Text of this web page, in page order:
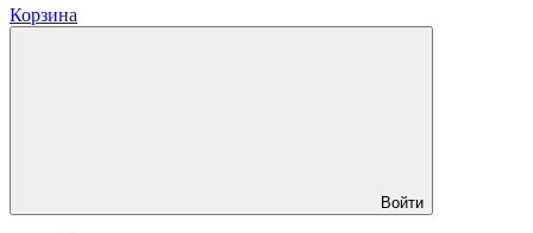
Корзина
Войти